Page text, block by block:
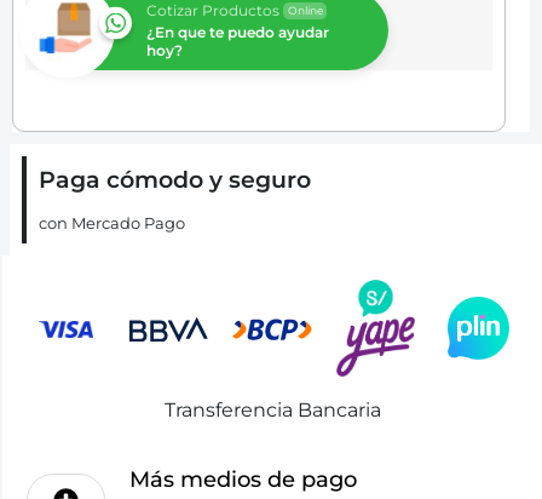
Cotizar Productos Online
¿En que te puedo ayudar
hoy?
Paga cómodo y seguro
con Mercado Pago
Transferencia Bancaria
Más medios de pago